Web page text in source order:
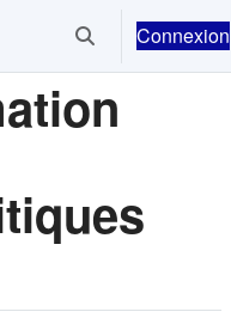
Activer/Connexion